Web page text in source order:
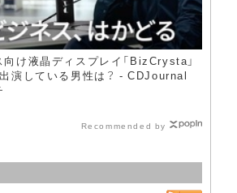
向け液晶ディスプレイ「BizCrysta」
演している男性は？ - CDJournal
Recommended by